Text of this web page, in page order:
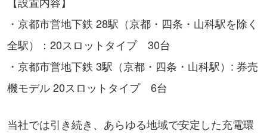
・京都市営地下鉄 28駅（京都・四条・山科駅を除く
全駅）：20スロットタイプ 30台
・京都市営地下鉄 3駅（京都・四条・山科駅）: 券売
機モデル 20スロットタイプ 6台
当社では引き続き、あらゆる地域で安定した充電環